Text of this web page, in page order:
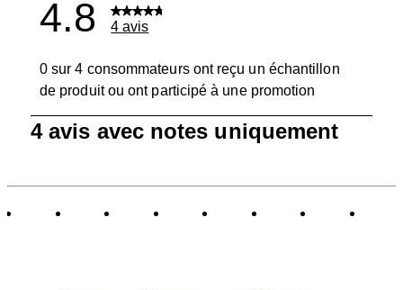
4.8 4 avis
0 sur 4 consommateurs ont reçu un échantillon
de produit ou ont participé à une promotion
sur
4 avis avec notes uniquement